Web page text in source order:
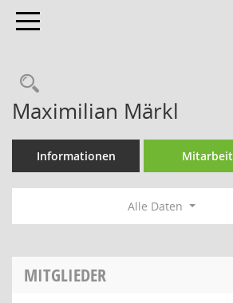
Toggle navigation
Rechercheauswahl
Maximilian Märkl
Informationen Mitarbeit
Alle Daten
MITGLIEDER